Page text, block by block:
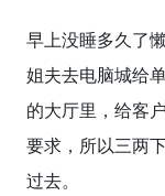
早上没睡多久了
姐夫去电脑城给
的大厅里，给客
要求，所以三两
过去。